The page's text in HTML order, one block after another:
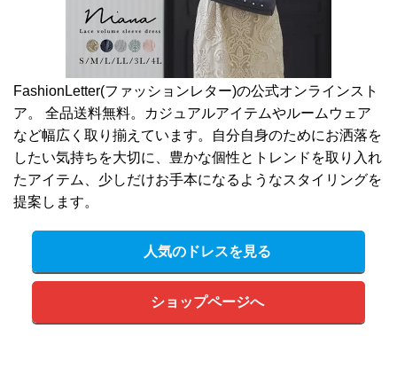
FashionLetter(ファッションレター)の公式オンラインスト
ア。 全品送料無料。カジュアルアイテムやルームウェア
など幅広く取り揃えています。自分自身のためにお洒落を
したい気持ちを大切に、豊かな個性とトレンドを取り入れ
たアイテム、少しだけお手本になるようなスタイリングを
提案します。
人気のドレスを見る
ショップページへ